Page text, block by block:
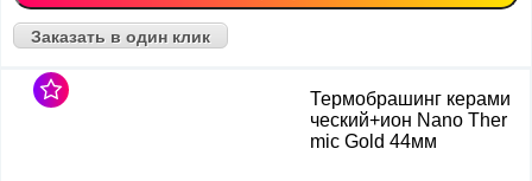
Заказать в один клик
Термобрашинг керами
ческий+ион Nano Ther
mic Gold 44мм